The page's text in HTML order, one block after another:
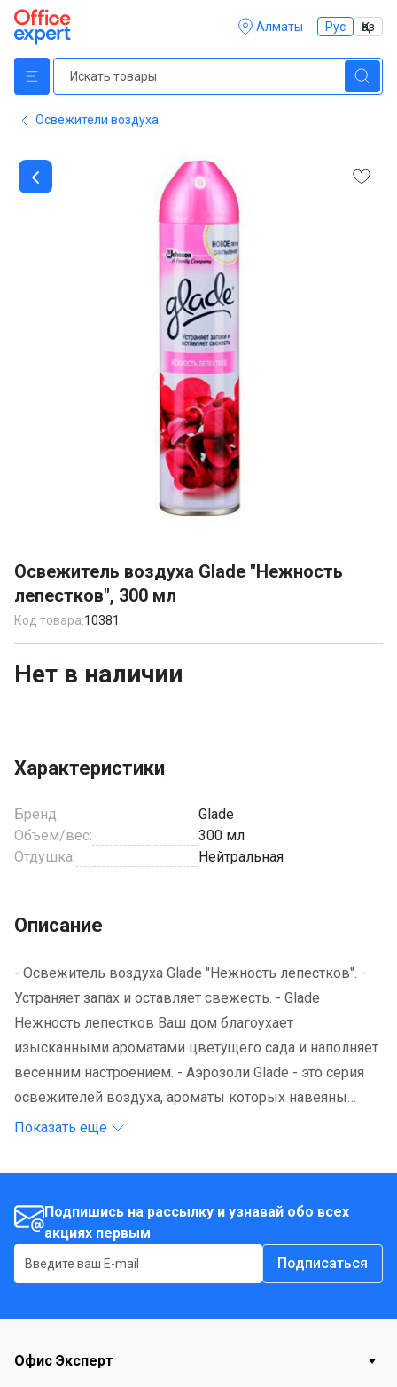
Алматы Рус Қаз
Освежители воздуха
of
1
Освежитель воздуха Glade "Нежность
лепестков", 300 мл
Код товара:10381
Нет в наличии
Характеристики
Бренд:
Glade
Объем/вес:
300 мл
Отдушка:
Нейтральная
Описание
- Освежитель воздуха Glade "Нежность лепестков". -
Устраняет запах и оставляет свежесть. - Glade
Нежность лепестков Ваш дом благоухает
изысканными ароматами цветущего сада и наполняет
весенним настроением. - Аэрозоли Glade - это серия
освежителей воздуха, ароматы которых навеяны
самой природой. - Они легко устраняют неприятные
Способ применения: хорошо встряхнуть баллон перед
комнаты и распылить. Состав: вода, бутан/пропан/
изобутан менее 15% но более 30%, н-ПАВ 5%,
фосфонаты 5%, отдушка, растворитель, водный
метил-4-(2,6 ,6-три-метил-2-циклогексен-1-ил)-3-
Показать еще
Подпишись на рассылку и узнавай обо всех
акциях первым
Подписаться
Офис Эксперт